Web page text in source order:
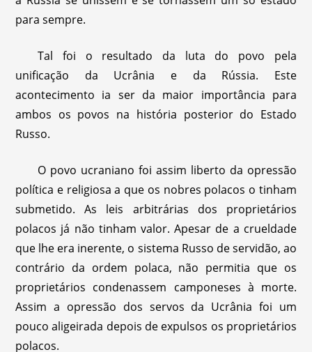
para sempre.
Tal foi o resultado da luta do povo pela
unificação da Ucrânia e da Rússia. Este
acontecimento ia ser da maior importância para
ambos os povos na história posterior do Estado
Russo.
O povo ucraniano foi assim liberto da opressão
política e religiosa a que os nobres polacos o tinham
submetido. As leis arbitrárias dos proprietários
polacos já não tinham valor. Apesar de a crueldade
que lhe era inerente, o sistema Russo de servidão, ao
contrário da ordem polaca, não permitia que os
proprietários condenassem camponeses à morte.
Assim a opressão dos servos da Ucrânia foi um
pouco aligeirada depois de expulsos os proprietários
polacos.